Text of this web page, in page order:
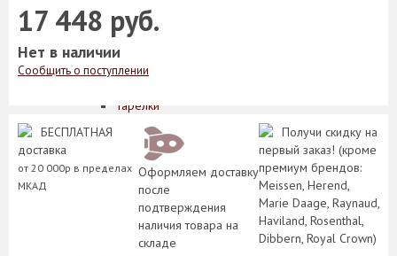
Салфетницы
Сахарницы
Соусники
Супники
Тарелки
Хлебницы
Чайники
Чайные пары
Этажерки
Предметы сервировки стола
Аксессуары для подачи сыра
Банки для сыпучих
Вазочки для варенья/сахара
17 448 руб.
Нет в наличии
Сообщить о поступлении
БЕСПЛАТНАЯ
доставка
от 20 000р в пределах
МКАД
Оформляем доставку
после
подтверждения
наличия товара на
складе
Получи скидку на
первый заказ! (кроме
премиум брендов:
Meissen, Herend,
Marie Daage, Raynaud,
Haviland, Rosenthal,
Dibbern, Royal Crown)